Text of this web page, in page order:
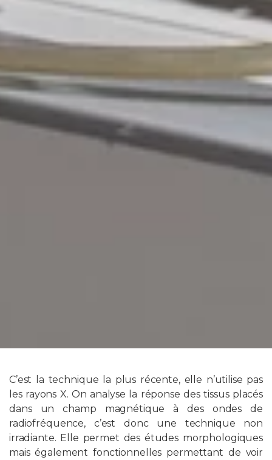
C’est la technique la plus récente, elle n’utilise pas
les rayons X. On analyse la réponse des tissus placés
dans un champ magnétique à des ondes de
radiofréquence, c’est donc une technique non
irradiante. Elle permet des études morphologiques
mais également fonctionnelles permettant de voir